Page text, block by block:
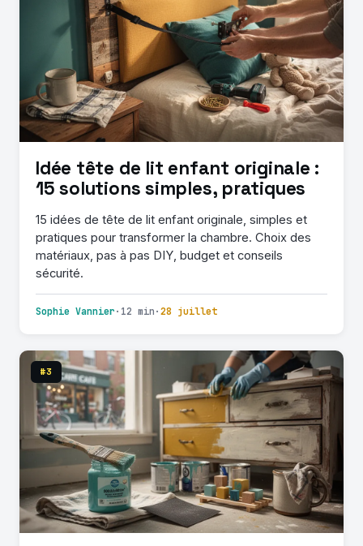
Idée tête de lit enfant originale :
15 solutions simples, pratiques
15 idées de tête de lit enfant originale, simples et
pratiques pour transformer la chambre. Choix des
matériaux, pas à pas DIY, budget et conseils
sécurité.
Sophie Vannier · 12 min · 28 juillet
#3